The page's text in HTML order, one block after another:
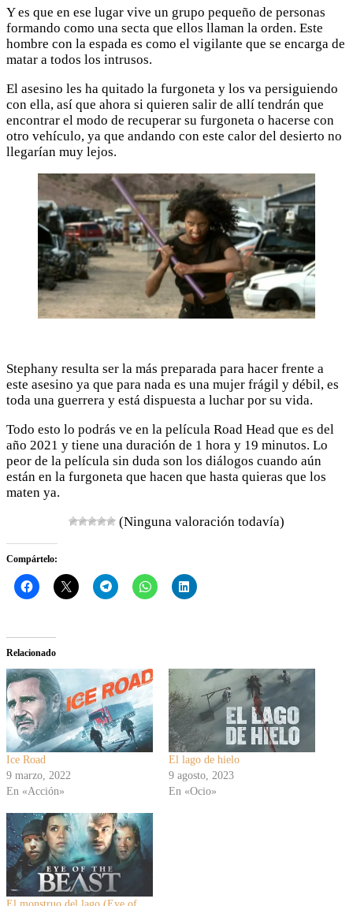
Y es que en ese lugar vive un grupo pequeño de personas
formando como una secta que ellos llaman la orden. Este
hombre con la espada es como el vigilante que se encarga de
matar a todos los intrusos.
El asesino les ha quitado la furgoneta y los va persiguiendo
con ella, así que ahora si quieren salir de allí tendrán que
encontrar el modo de recuperar su furgoneta o hacerse con
otro vehículo, ya que andando con este calor del desierto no
llegarían muy lejos.
Stephany resulta ser la más preparada para hacer frente a
este asesino ya que para nada es una mujer frágil y débil, es
toda una guerrera y está dispuesta a luchar por su vida.
Todo esto lo podrás ve en la película Road Head que es del
año 2021 y tiene una duración de 1 hora y 19 minutos. Lo
peor de la película sin duda son los diálogos cuando aún
están en la furgoneta que hacen que hasta quieras que los
maten ya.
(Ninguna valoración todavía)
Compártelo:
Relacionado
Ice Road
9 marzo, 2022
En «Acción»
El lago de hielo
9 agosto, 2023
En «Ocio»